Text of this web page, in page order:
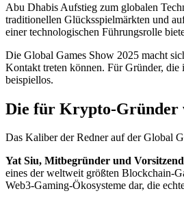
Abu Dhabis Aufstieg zum globalen
traditionellen Glücksspielmärkten und
einer technologischen Führungsrolle
Die Global Games Show 2025 macht
Kontakt treten können. Für Gründer,
beispiellos.
Die für Krypto-Gründer
Das Kaliber der Redner auf der Global
Yat Siu, Mitbegründer und
eines der weltweit größten Blockchain-
Web3-Gaming-Ökosysteme dar, die